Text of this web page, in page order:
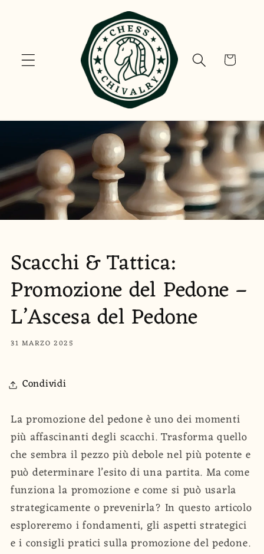
Carrello
Scacchi & Tattica:
Promozione del Pedone –
L’Ascesa del Pedone
31 MARZO 2025
Condividi
La promozione del pedone è uno dei momenti
più affascinanti degli scacchi. Trasforma quello
che sembra il pezzo più debole nel più potente e
può determinare l’esito di una partita. Ma come
funziona la promozione e come si può usarla
strategicamente o prevenirla? In questo articolo
esploreremo i fondamenti, gli aspetti strategici
e i consigli pratici sulla promozione del pedone.